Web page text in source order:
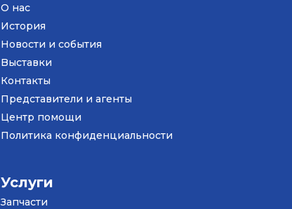
О нас
История
Новости и события
Bыставки
Контакты
Представители и агенты
Центр помощи
Политика конфиденциальности
Услуги
Запчасти